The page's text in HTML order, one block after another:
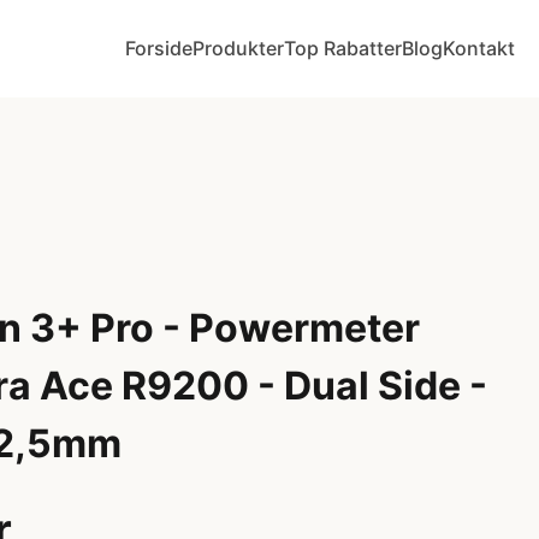
ForsideProdukterTop RabatterBlogKontakt
3+ Pro - Powermeter
Ace R9200 - Dual Side -